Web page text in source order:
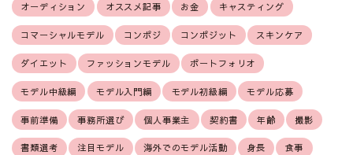
オーディション オススメ記事 お金 キャスティング
コマーシャルモデル コンポジ コンポジット スキンケア
ダイエット ファッションモデル ポートフォリオ
モデル中級編 モデル入門編 モデル初級編 モデル応募
事前準備 事務所選び 個人事業主 契約書 年齢 撮影
書類選考 注目モデル 海外でのモデル活動 身長 食事